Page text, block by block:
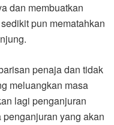
dan membuatkan
pun mematahkan
penaja dan tidak
meluangkan masa
lagi penganjuran
yang akan